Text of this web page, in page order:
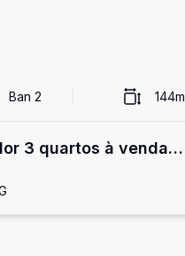
Ban2 144
3 quartos à venda